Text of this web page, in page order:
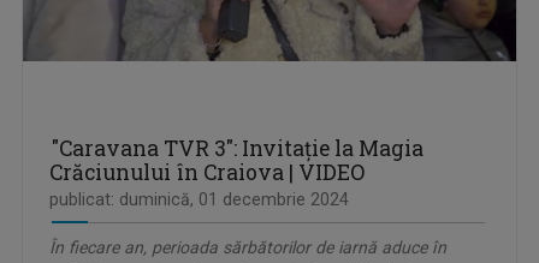
"Caravana TVR 3": Invitație la Magia
Crăciunului în Craiova | VIDEO
publicat: duminică, 01 decembrie 2024
În fiecare an, perioada sărbătorilor de iarnă aduce în